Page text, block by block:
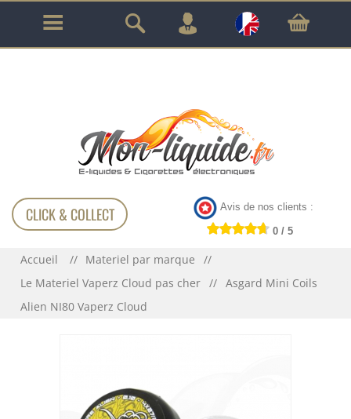
GARANTIE À VIE SUR TOUT LE MATÉRIEL
!!!
CLICK & COLLECT Avis de nos clients :
0 / 5
Accueil
Materiel par marque
Le Materiel Vaperz Cloud pas cher
Asgard Mini Coils
Alien NI80 Vaperz Cloud